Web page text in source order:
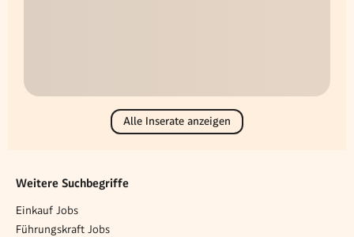
Alle Inserate anzeigen
Weitere Suchbegriffe
Einkauf Jobs
Führungskraft Jobs